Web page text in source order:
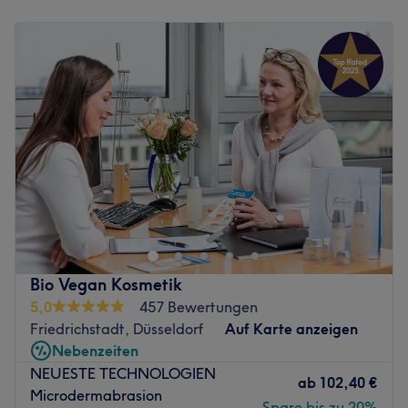
Atmosphäre: Freundlich, einladend, angenehm
Expertise: Schönheitsbehandlungen
Produkte und Produktmarken: Hochwertige Produkte
Extras: Gut an die öffentlichen Verkehrsmittel
angebunden
Zurück zur Salonansicht
20:00
Mittwoch
10:00
20:00
Donnerstag
10:00–20:00
Freitag
10:00– 20:00
Samstag
10:00–16:00
Sonntag
Geschlossen
Haut lieben, Haut beobachten, Haut pflegen und nur von
den besten Produkten und Zutaten küssen lassen! Dein
Haut-Coach in der Schloßstraße 6 in Düsseldorf-
Pempelfort macht genau das! Ob jung oder alt, deine
Haut hat auch mal eine Auszeit verdient! Finde deinen
Wunschtermin jetzt ganz einfach online oder per App
über Treatwell und zeig deiner Haut, wie sehr du sie
schätzt.
Zurück zur Salonansicht
Bio Vegan Kosmetik
5,0
457 Bewertungen
Friedrichstadt, Düsseldorf
Auf Karte anzeigen
Nebenzeiten
NEUESTE TECHNOLOGIEN
Microdermabrasion
ab 102,40 €